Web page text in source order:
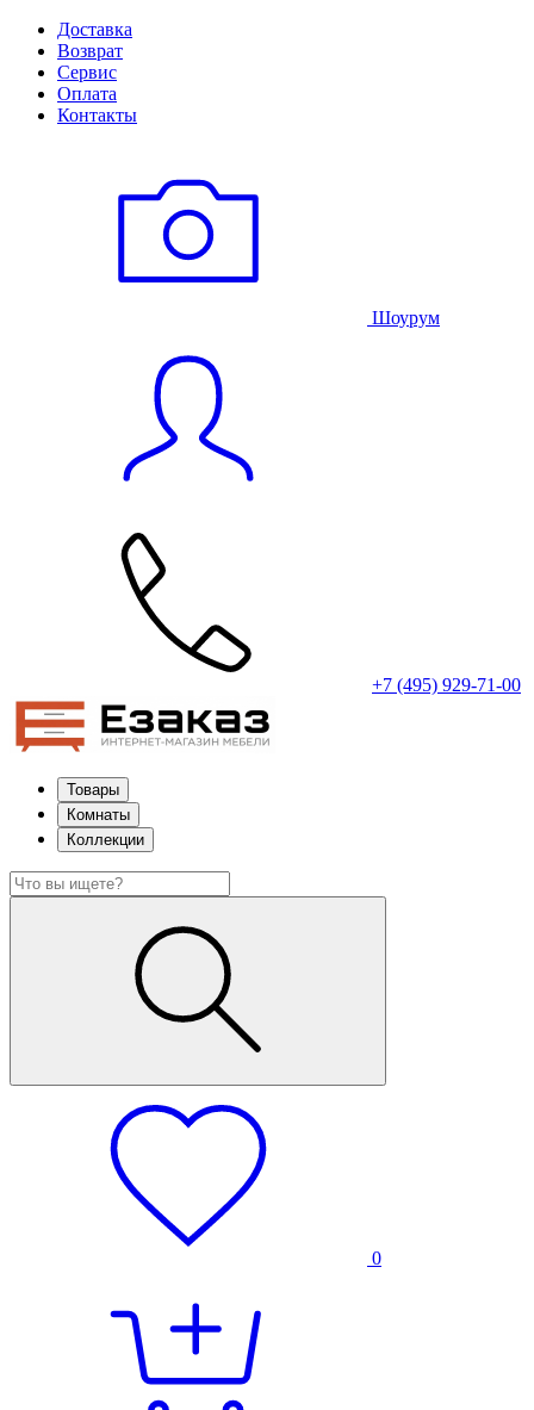
Доставка
Возврат
Сервис
Оплата
Контакты
Шоурум
+7 (495) 929-71-00
Товары
Комнаты
Коллекции
0